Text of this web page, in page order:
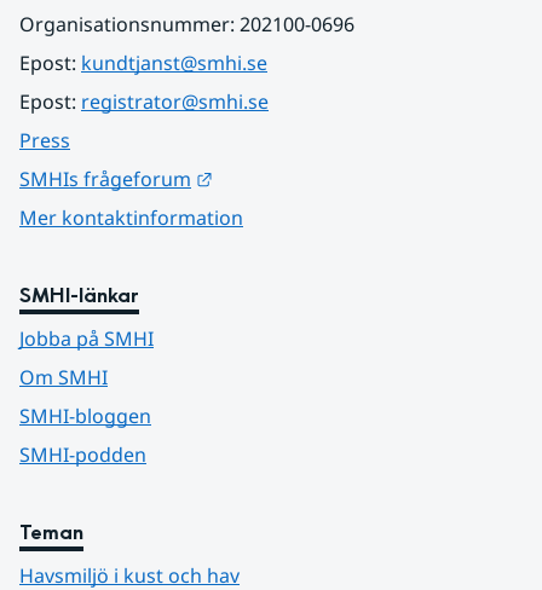
Organisationsnummer: 202100-0696
Epost: kundtjanst@smhi.se
Epost: registrator@smhi.se
Press
SMHIs frågeforum
Mer kontaktinformation
SMHI-länkar
Jobba på SMHI
Om SMHI
SMHI-bloggen
SMHI-podden
Teman
Havsmiljö i kust och hav